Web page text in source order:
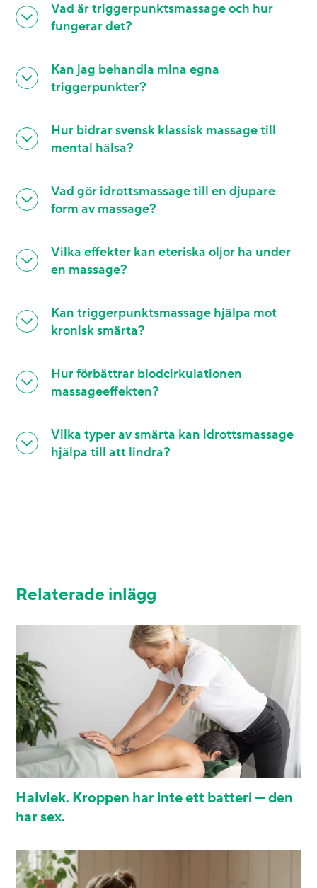
Vad är triggerpunktsmassage och hur
fungerar det?
Kan jag behandla mina egna
triggerpunkter?
Hur bidrar svensk klassisk massage till
mental hälsa?
Vad gör idrottsmassage till en djupare
form av massage?
Vilka effekter kan eteriska oljor ha under
en massage?
Kan triggerpunktsmassage hjälpa mot
kronisk smärta?
Hur förbättrar blodcirkulationen
massageeffekten?
Vilka typer av smärta kan idrottsmassage
hjälpa till att lindra?
Relaterade inlägg
Halvlek. Kroppen har inte ett batteri — den
har sex.